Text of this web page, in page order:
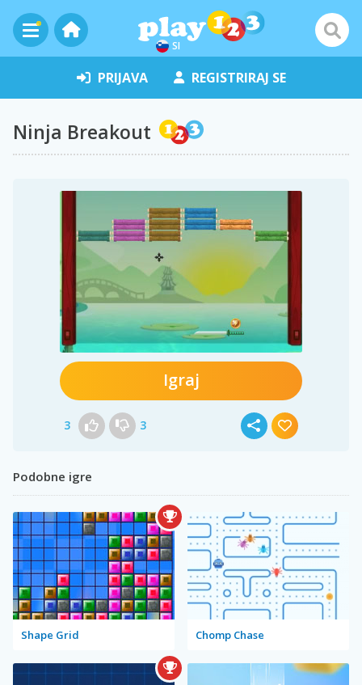
SI
PRIJAVA REGISTRIRAJ SE
Ninja Breakout
Igraj
3 3
Podobne igre
Shape Grid Chomp Chase